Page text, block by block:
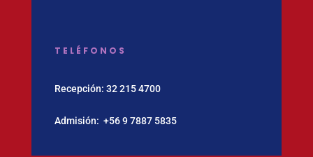
TELÉFONOS
Recepción: 32 215 4700
Admisión: ‪+56 9 7887 5835